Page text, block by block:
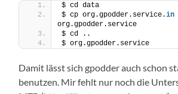
$ cd data
$ cp org.gpodder.service.in
org.gpodder.service
$ cd ..
$ org.gpodder.service
Damit lässt sich gpodder auch schon
benutzen. Mir fehlt nur noch die